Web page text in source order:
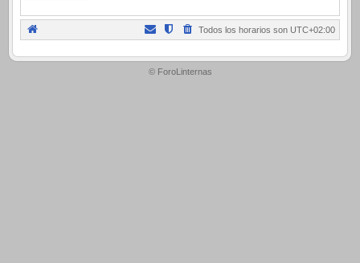
Todos los horarios son UTC+02:00
.
© ForoLinternas